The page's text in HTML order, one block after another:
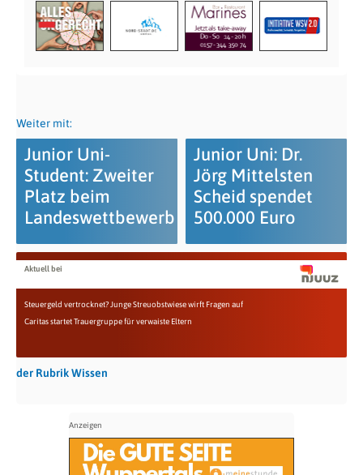
Weiter mit:
Junior Uni-
Student: Zweiter
Platz beim
Landeswettbewerb
Junior Uni: Dr.
Jörg Mittelsten
Scheid spendet
500.000 Euro
Aktuell bei
Steuergeld vertrocknet? Junge Streuobstwiese wirft Fragen auf
Caritas startet Trauergruppe für verwaiste Eltern
der Rubrik Wissen